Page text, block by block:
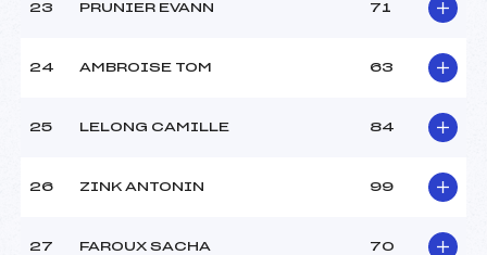
23 PRUNIER EVANN 71
24 AMBROISE TOM 63
25 LELONG CAMILLE 84
26 ZINK ANTONIN 99
27 FAROUX SACHA 70